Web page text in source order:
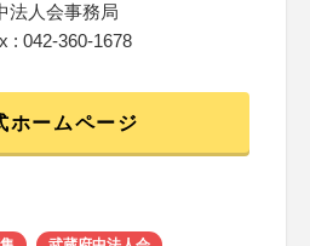
法人会事務局
: 042-360-1678
ホームページ